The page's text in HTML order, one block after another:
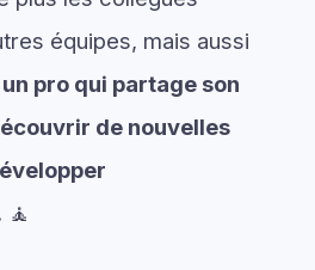
équipes, mais aussi
pro qui partage son
de nouvelles
🧘